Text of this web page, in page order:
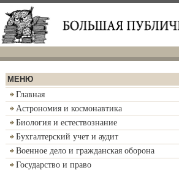
МЕНЮ
Главная
Астрономия и космонавтика
Биология и естествознание
Бухгалтерский учет и аудит
Военное дело и гражданская оборона
Государство и право